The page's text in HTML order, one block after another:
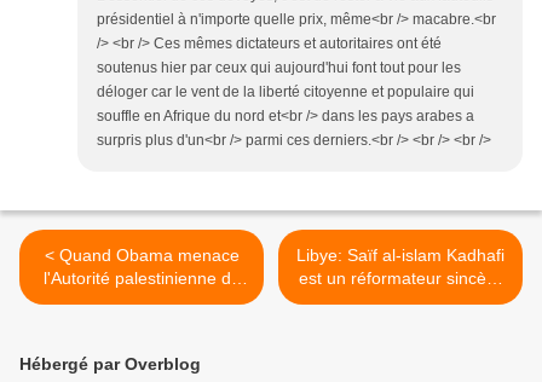
présidentiel à n'importe quelle prix, même<br /> macabre.<br
/> <br /> Ces mêmes dictateurs et autoritaires ont été
soutenus hier par ceux qui aujourd'hui font tout pour les
déloger car le vent de la liberté citoyenne et populaire qui
souffle en Afrique du nord et<br /> dans les pays arabes a
surpris plus d'un<br /> parmi ces derniers.<br /> <br /> <br />
< Quand Obama menace
l'Autorité palestinienne de
sanctions
Libye: Saïf al-islam Kadhafi
est un réformateur sincère
>
Hébergé par Overblog